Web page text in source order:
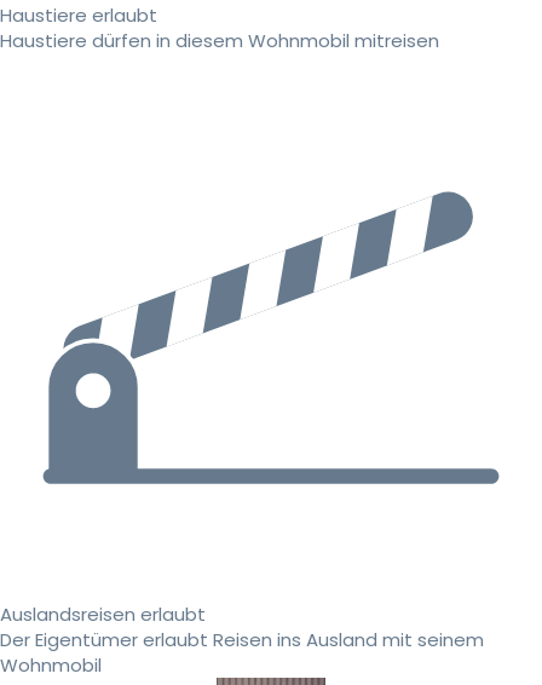
Haustiere erlaubt
Haustiere dürfen in diesem Wohnmobil mitreisen
Auslandsreisen erlaubt
Der Eigentümer erlaubt Reisen ins Ausland mit seinem
Wohnmobil